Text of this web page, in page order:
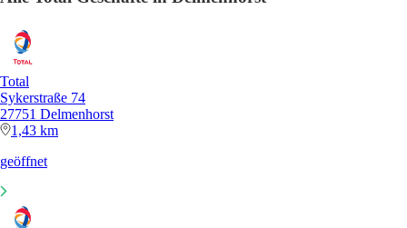
Total
Sykerstraße 74
27751 Delmenhorst
1,43 km
geöffnet